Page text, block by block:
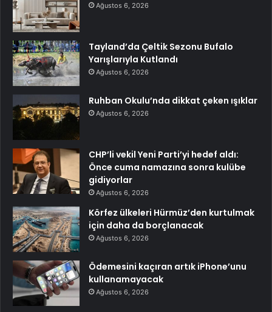
Ağustos 6, 2026
Tayland’da Çeltik Sezonu Bufalo
Yarışlarıyla Kutlandı
Ağustos 6, 2026
Ruhban Okulu’nda dikkat çeken ışıklar
Ağustos 6, 2026
CHP’li vekil Yeni Parti’yi hedef aldı:
Önce cuma namazına sonra kulübe
gidiyorlar
Ağustos 6, 2026
Körfez ülkeleri Hürmüz’den kurtulmak
için daha da borçlanacak
Ağustos 6, 2026
Ödemesini kaçıran artık iPhone’unu
kullanamayacak
Ağustos 6, 2026